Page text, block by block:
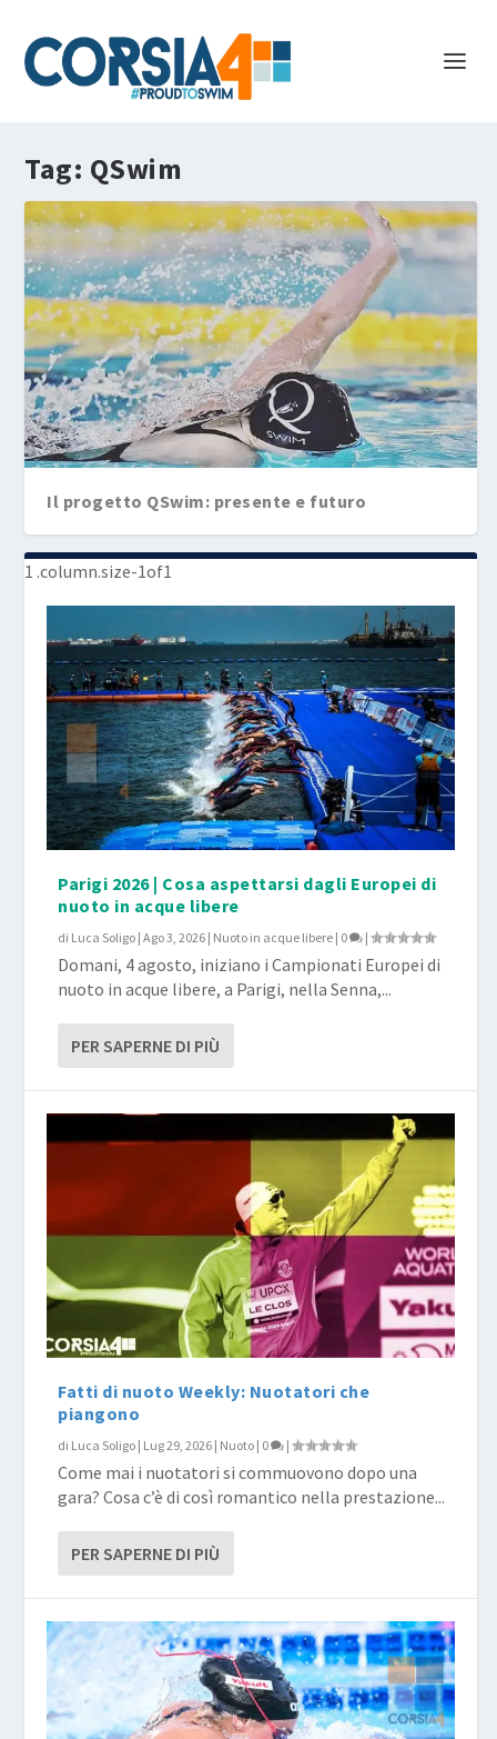
Tag: QSwim
Il progetto QSwim: presente e futuro
Parigi 2026 | Cosa aspettarsi dagli Europei di
nuoto in acque libere
di Luca Soligo |Ago 3, 2026 | Nuoto in acque libere | 0 |
Domani, 4 agosto, iniziano i Campionati Europei di
nuoto in acque libere, a Parigi, nella Senna,...
PER SAPERNE DI PIÙ
Fatti di nuoto Weekly: Nuotatori che
piangono
di Luca Soligo | Lug 29, 2026 | Nuoto | 0 |
Come mai i nuotatori si commuovono dopo una
gara? Cosa c’è di così romantico nella prestazione...
PER SAPERNE DI PIÙ